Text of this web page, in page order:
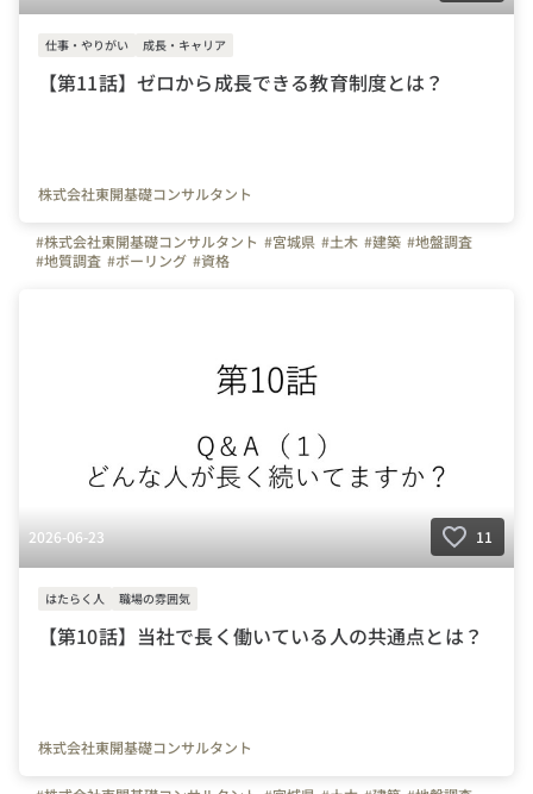
仕事・やりがい 成長・キャリア
【第11話】ゼロから成長できる教育制度とは？
株式会社東開基礎コンサルタント
#株式会社東開基礎コンサルタント #宮城県 #土木 #建築 #地盤調査
#地質調査 #ボーリング #資格
2026-06-23 11
はたらく人 職場の雰囲気
【第10話】当社で長く働いている人の共通点とは？
株式会社東開基礎コンサルタント